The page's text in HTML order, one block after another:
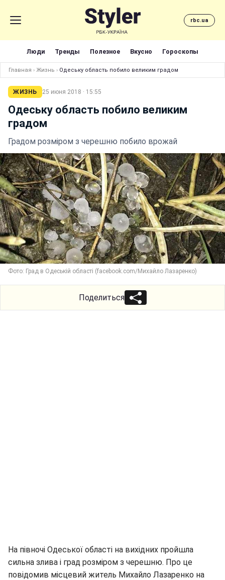
rbc.ua
Люди Тренды Полезное Вкусно Гороскопы
Главная › Жизнь › Одеську область побило великим градом
ЖИЗНЬ 25 июня 2018 · 15:55
Одеську область побило великим
градом
Градом розміром з черешню побило врожай
Фото: Град в Одеській області (facebook.com/Михайло Лазаренко)
Поделиться
На півночі Одеської області на вихідних пройшла
сильна злива і град розміром з черешню. Про це
повідомив місцевий житель Михайло Лазаренко на